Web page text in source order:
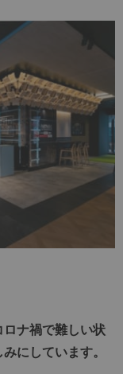
ナ禍で難しい状
にしています。